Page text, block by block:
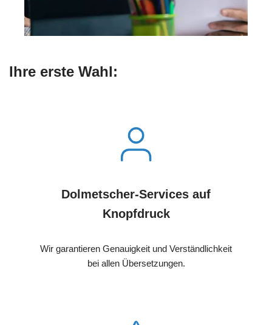
Ihre erste Wahl:
Dolmetscher-Services auf
Knopfdruck
Wir garantieren Genauigkeit und Verständlichkeit
bei allen Übersetzungen.